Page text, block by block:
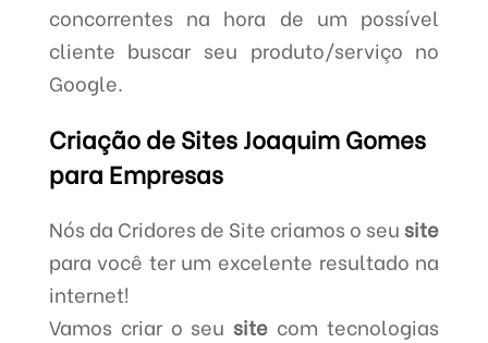
concorrentes na hora de um possível
cliente buscar seu produto/serviço no
Google.
Criação de Sites Joaquim Gomes
para Empresas
Nós da Cridores de Site criamos o seu site
para você ter um excelente resultado na
internet!
Vamos criar o seu site com tecnologias